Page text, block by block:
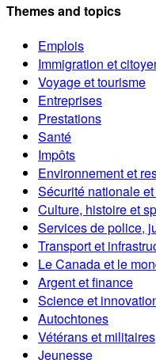
Themes and topics
Emplois
Immigration et
Voyage et tourisme
Entreprises
Prestations
Santé
Impôts
Environnement et
Sécurité nationale
Culture, histoire et
Services de police,
Transport et
Le Canada et le
Argent et finance
Science et
Autochtones
Vétérans et militaires
Jeunesse